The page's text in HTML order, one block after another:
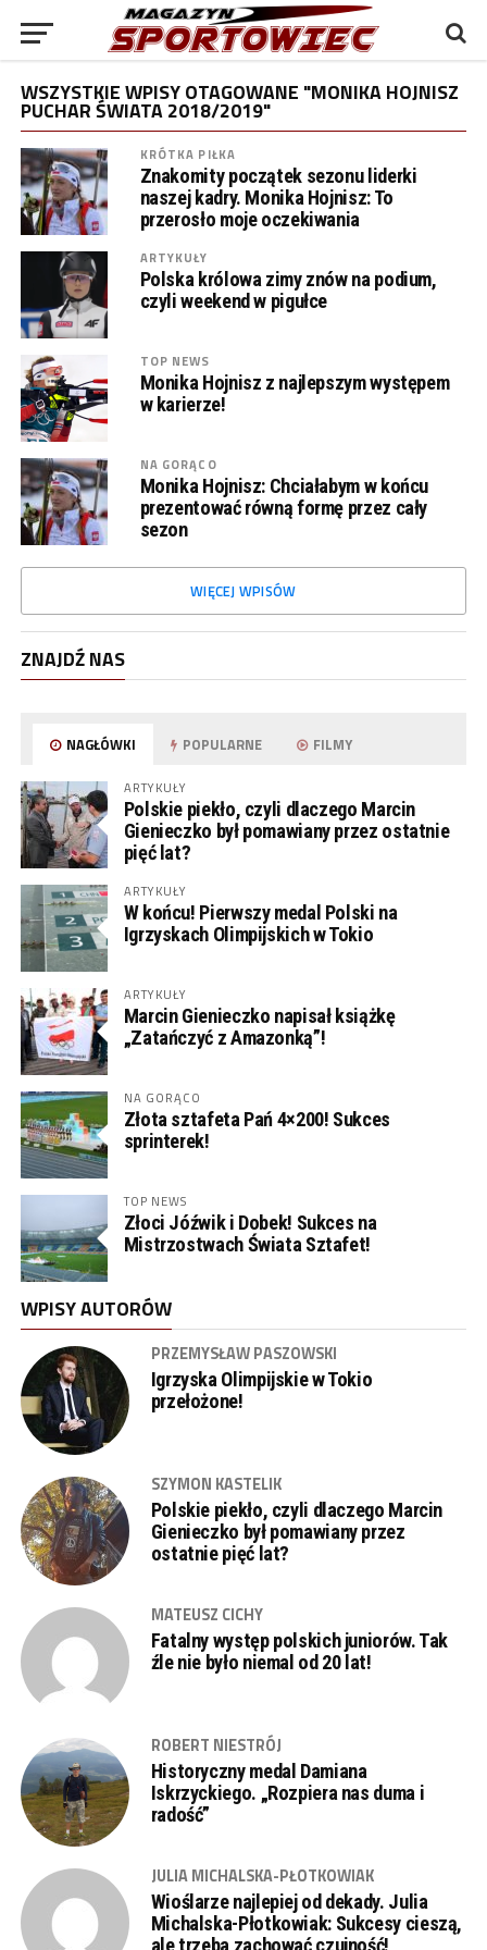
WSZYSTKIE WPISY OTAGOWANE "MONIKA HOJNISZ
PUCHAR ŚWIATA 2018/2019"
KRÓTKA PIŁKA
Znakomity początek sezonu liderki
naszej kadry. Monika Hojnisz: To
przerosło moje oczekiwania
ARTYKUŁY
Polska królowa zimy znów na podium,
czyli weekend w pigułce
TOP NEWS
Monika Hojnisz z najlepszym występem
w karierze!
NA GORĄCO
Monika Hojnisz: Chciałabym w końcu
prezentować równą formę przez cały
sezon
WIĘCEJ WPISÓW
ZNAJDŹ NAS
NAGŁÓWKI POPULARNE FILMY
ARTYKUŁY
Polskie piekło, czyli dlaczego Marcin
Gienieczko był pomawiany przez ostatnie
pięć lat?
ARTYKUŁY
W końcu! Pierwszy medal Polski na
Igrzyskach Olimpijskich w Tokio
ARTYKUŁY
Marcin Gienieczko napisał książkę
„Zatańczyć z Amazonką”!
NA GORĄCO
Złota sztafeta Pań 4×200! Sukces
sprinterek!
TOP NEWS
Złoci Jóźwik i Dobek! Sukces na
Mistrzostwach Świata Sztafet!
WPISY AUTORÓW
PRZEMYSŁAW PASZOWSKI
Igrzyska Olimpijskie w Tokio
przełożone!
SZYMON KASTELIK
Polskie piekło, czyli dlaczego Marcin
Gienieczko był pomawiany przez
ostatnie pięć lat?
MATEUSZ CICHY
Fatalny występ polskich juniorów. Tak
źle nie było niemal od 20 lat!
ROBERT NIESTRÓJ
Historyczny medal Damiana
Iskrzyckiego. „Rozpiera nas duma i
radość”
JULIA MICHALSKA-PŁOTKOWIAK
Wioślarze najlepiej od dekady. Julia
Michalska-Płotkowiak: Sukcesy cieszą,
ale trzeba zachować czujność!